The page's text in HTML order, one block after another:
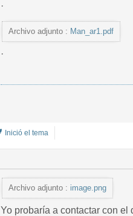
·
Archivo adjunto : Man_ar1.pdf
·
Inició el tema
Archivo adjunto : image.png
Yo probaría a contactar con el